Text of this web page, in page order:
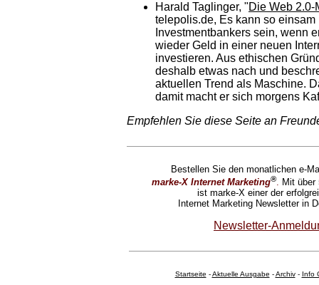
Harald Taglinger, "Die Web 2.0-
telepolis.de, Es kann so einsam
Investmentbankers sein, wenn
wieder Geld in einer neuen
investieren. Aus ethischen
deshalb etwas nach und
aktuellen Trend als Maschine.
damit macht er sich morgens
Empfehlen Sie diese Seite an
Bestellen Sie den monatlichen e-
marke-X Internet Marketing®. Mit über
ist marke-X einer der
Internet Marketing Newsletter in
Newsletter-
Startseite -Aktuelle Ausgabe -Archiv- Info